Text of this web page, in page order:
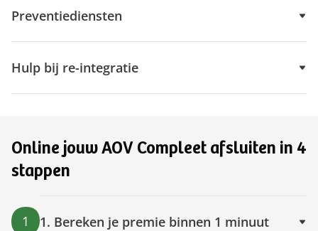
Preventiediensten
Hulp bij re-integratie
Online jouw AOV Compleet afsluiten in 4
stappen
1 1. Bereken je premie binnen 1 minuut